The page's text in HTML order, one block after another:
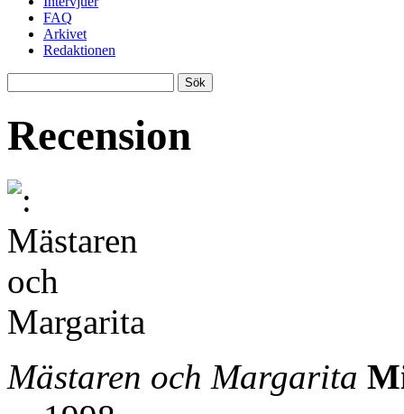
FAQ
Arkivet
Redaktionen
Recension
Mästaren och Margarita